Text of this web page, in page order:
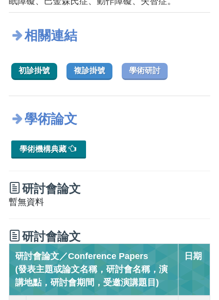
相關連結
初診掛號 複診掛號 學術研討
學術論文
學術機構典藏
研討會論文
暫無資料
研討會論文
研討會論文／Conference Papers
(發表主題或論文名稱，研討會名稱，演
講地點，研討會期間，受邀演講題目)
日期